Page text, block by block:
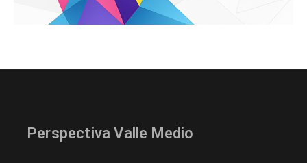
Perspectiva Valle Medio